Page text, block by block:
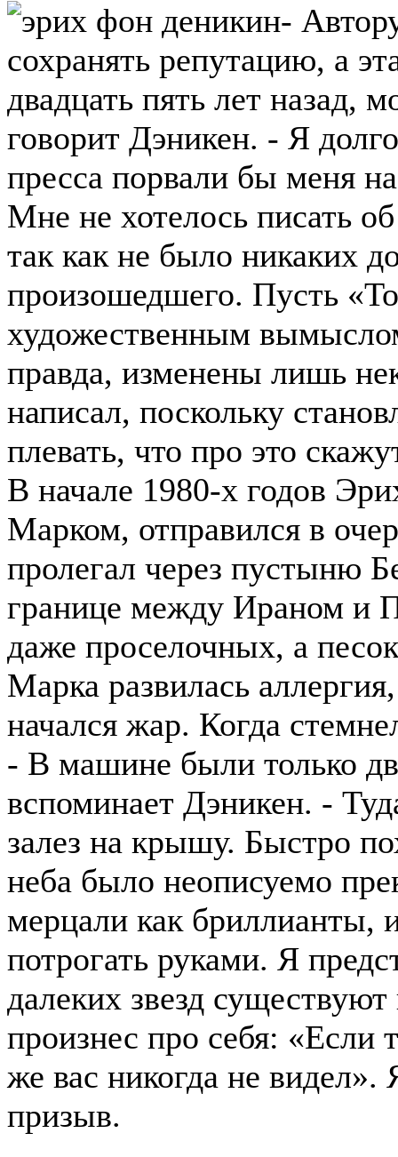
-
сохранять репутацию, а
двадцать пять лет назад,
говорит Дэникен. - Я
пресса порвали бы меня
Мне не хотелось писать
так как не было никаких
произошедшего. Пусть
художественным
правда, изменены лишь
написал, поскольку
плевать, что про это
В начале 1980-х годов
Марком, отправился в
пролегал через пустыню
границе между Ираном и
даже проселочных, а
Марка развилась
начался жар. Когда
- В машине были только
вспоминает Дэникен. -
залез на крышу. Быстро
неба было неописуемо
мерцали как бриллианты,
потрогать руками. Я
далеких звезд
произнес про себя: «Если
же вас никогда не видел».
призыв.